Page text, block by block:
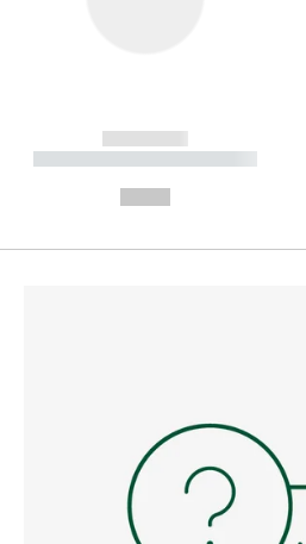
------------
----------- ----------- --------